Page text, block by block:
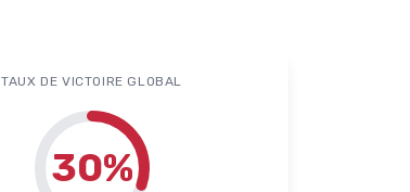
TAUX DE VICTOIRE GLOBAL
30%